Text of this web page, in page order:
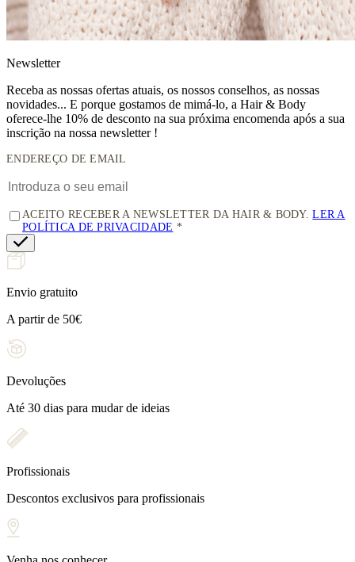
Newsletter
Receba as nossas ofertas atuais, os nossos conselhos, as nossas
novidades... E porque gostamos de mimá-lo, a Hair & Body
oferece-lhe 10% de desconto na sua próxima encomenda após a sua
inscrição na nossa newsletter !
ENDEREÇO DE EMAIL
ACEITO RECEBER A NEWSLETTER DA HAIR & BODY.LER A
POLÍTICA DE PRIVACIDADE
Envio gratuito
A partir de 50€
Devoluções
Até 30 dias para mudar de ideias
Profissionais
Descontos exclusivos para profissionais